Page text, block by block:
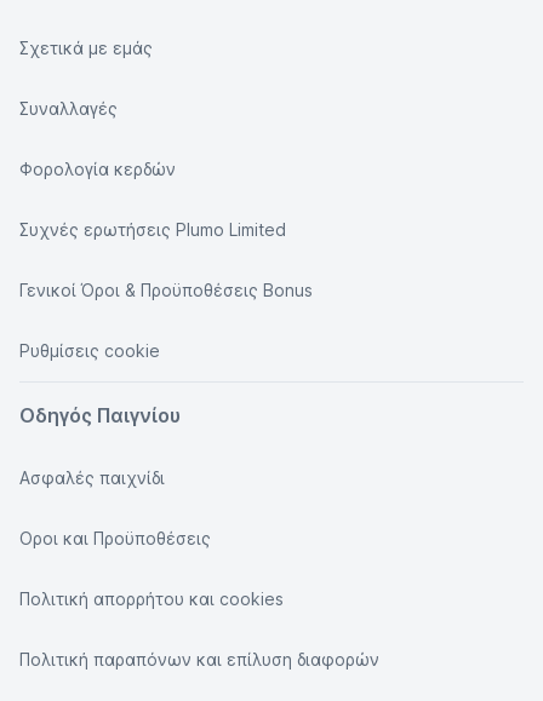
Σχετικά με εμάς
Συναλλαγές
Φορολογία κερδών
Συχνές ερωτήσεις Plumo Limited
Γενικοί Όροι & Προϋποθέσεις Bonus
Ρυθμίσεις cookie
Οδηγός Παιγνίου
Ασφαλές παιχνίδι
Οροι και Προϋποθέσεις
Πολιτική απορρήτου και cookies
Πολιτική παραπόνων και επίλυση διαφορών